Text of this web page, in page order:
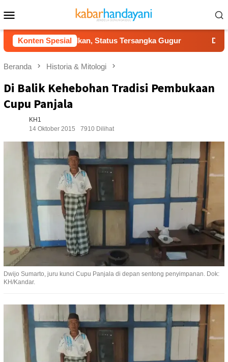
ke
kontenMobile
Konten Spesial
Status Tersangka Gugur Dukung Gerakan
Beranda Historia & Mitologi
Di Balik Kehebohan Tradisi Pembukaan
Cupu Panjala
KH1
14 Oktober 2015
7910 Dilihat
Dwijo Sumarto, juru kunci Cupu Panjala di depan sentong penyimpanan. Dok:
KH/Kandar.